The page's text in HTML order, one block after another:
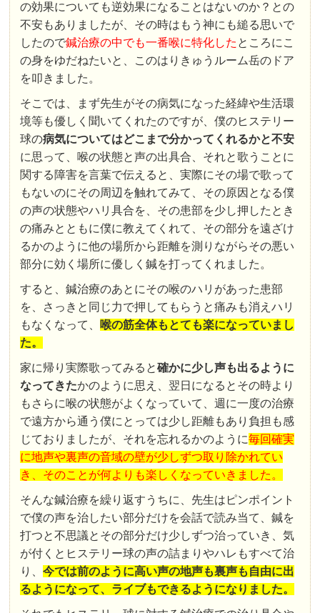
の効果についても逆効果になることはないのか？との
不安もありましたが、その時はもう神にも縋る思いで
したので鍼治療の中でも一番喉に特化した ところにこ
の身をゆだねたいと、このはりきゅうルーム岳のドア
を叩きました。
そこでは、まず先生がその病気になった経緯や生活環
境等も優しく聞いてくれたのですが、僕のヒステリー
球の病気についてはどこまで分かってくれるかと不安
に思って、喉の状態と声の出具合、それと歌うことに
関する障害を言葉で伝えると、実際にその場で歌って
もないのにその周辺を触れてみて、その原因となる僕
の声の状態やハリ具合を、その患部を少し押したとき
の痛みとともに僕に教えてくれて、その部分を遠ざけ
るかのように他の場所から距離を測りながらその悪い
部分に効く場所に優しく鍼を打ってくれました。
すると、鍼治療のあとにその喉のハリがあった患部
を、さっきと同じ力で押してもらうと痛みも消えハリ
もなくなって、 喉の筋全体もとても楽になっていまし
た。
家に帰り実際歌ってみると確かに少し声も出るように
なってきたかのように思え、翌日になるとその時より
もさらに喉の状態がよくなっていて、週に一度の治療
で遠方から通う僕にとっては少し距離もあり負担も感
じておりましたが、それを忘れるかのように毎回確実
に地声や裏声の音域の壁が少しずつ取り除かれてい
き、そのことが何よりも楽しくなっていきました。
そんな鍼治療を繰り返すうちに、先生はピンポイント
で僕の声を治したい部分だけを会話で読み当て、鍼を
打つと不思議とその部分だけ少しずつ治っていき、気
が付くとヒステリー球の声の詰まりやハレもすべて治
り、今では前のように高い声の地声も裏声も自由に出
るようになって、ライブもできるようになりました。